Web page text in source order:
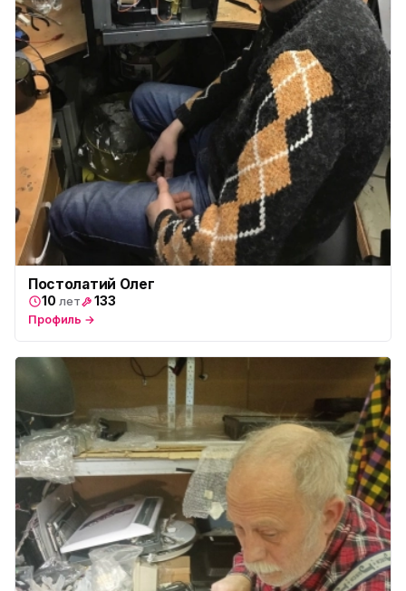
Постолатий Олег
10 лет 133
Профиль →